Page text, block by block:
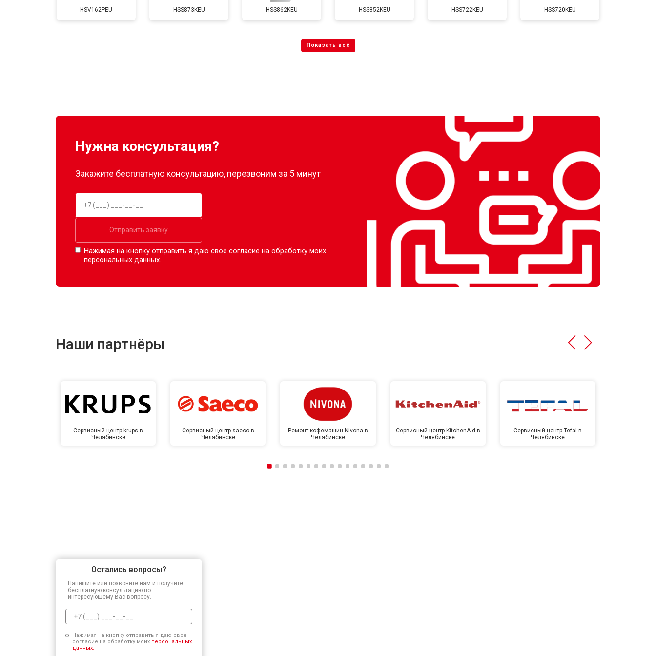
HSV162PEU HSS873KEU HSS862KEU HSS852KEU HSS722KEU HSS720KEU
Нужна консультация?
Закажите бесплатную консультацию, перезвоним за 5 минут
Отправить заявку
Нажимая на кнопку отправить я даю свое согласие на обработку моих
персональных данных.
Наши партнёры
Сервисный центр krups в
Челябинске
Сервисный центр saeco в
Челябинске
Ремонт кофемашин Nivona в
Челябинске
Сервисный центр KitchenAid в
Челябинске
Сервисный центр Tefal в
Челябинске
Остались вопросы?
Напишите или позвоните нам и получите
бесплатную консультацию по
интересующему Вас вопросу.
Нажимая на кнопку отправить я даю свое
согласие на обработку моих персональных
данных.